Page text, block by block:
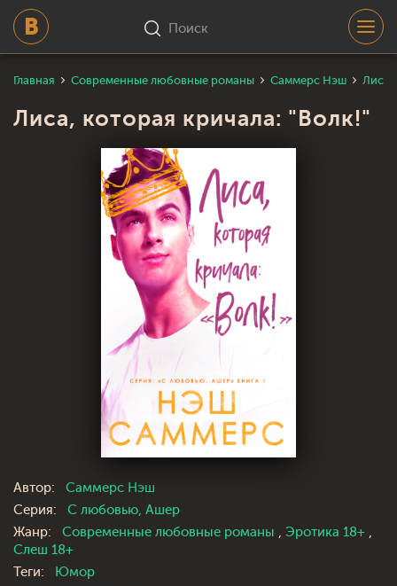
Поиск
Главная Современные любовные романы Саммерс Нэш Лиса,
Лиса, которая кричала: "Волк!"
Автор:
Саммерс Нэш
Серия:
С любовью, Ашер
Жанр:
Современные любовные романы , Эротика 18+ ,
Слеш 18+
Теги:
Юмор